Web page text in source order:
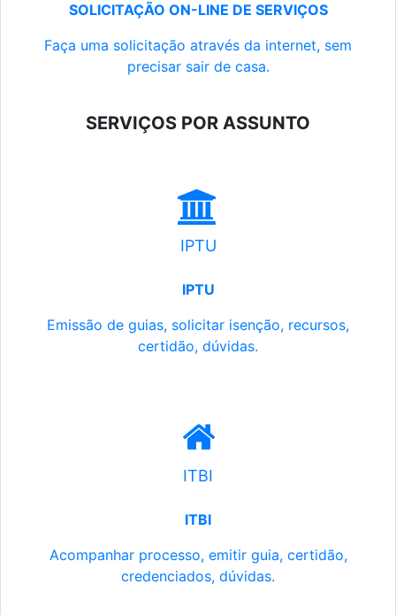
SOLICITAÇÃO ON-LINE DE SERVIÇOS
Faça uma solicitação através da internet, sem
precisar sair de casa.
SERVIÇOS POR ASSUNTO
IPTU
IPTU
Emissão de guias, solicitar isenção, recursos,
certidão, dúvidas.
ITBI
ITBI
Acompanhar processo, emitir guia, certidão,
credenciados, dúvidas.